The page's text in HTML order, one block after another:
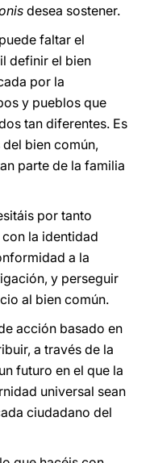
desea sostener.
faltar el
definir el bien
por la
y pueblos que
tan diferentes. Es
bien común,
parte de la familia
por tanto
la identidad
a la
y perseguir
al bien común.
acción basado en
a través de la
futuro en el que la
universal sean
ciudadano del